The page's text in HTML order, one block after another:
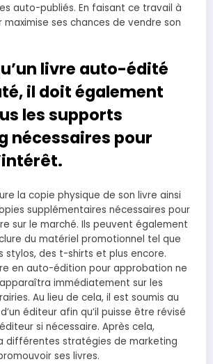
auto-publiés. En faisant ce travail à
maximise ses chances de vendre son
livre auto-édité
il doit également
les supports
nécessaires pour
la copie physique de son livre ainsi
supplémentaires nécessaires pour
sur le marché. Ils peuvent également
du matériel promotionnel tel que
stylos, des t-shirts et plus encore.
en auto-édition pour approbation ne
immédiatement sur les
Au lieu de cela, il est soumis au
éditeur afin qu’il puisse être révisé
si nécessaire. Après cela,
différentes stratégies de marketing
ses livres.